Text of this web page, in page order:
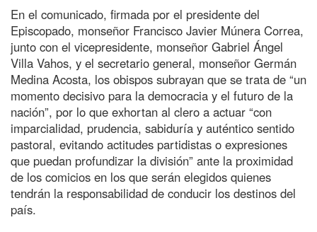
En el comunicado, firmada por el presidente del
Episcopado, monseñor Francisco Javier Múnera Correa,
junto con el vicepresidente, monseñor Gabriel Ángel
Villa Vahos, y el secretario general, monseñor Germán
Medina Acosta, los obispos subrayan que se trata de “un
momento decisivo para la democracia y el futuro de la
nación”, por lo que exhortan al clero a actuar “con
imparcialidad, prudencia, sabiduría y auténtico sentido
pastoral, evitando actitudes partidistas o expresiones
que puedan profundizar la división” ante la proximidad
de los comicios en los que serán elegidos quienes
tendrán la responsabilidad de conducir los destinos del
país.